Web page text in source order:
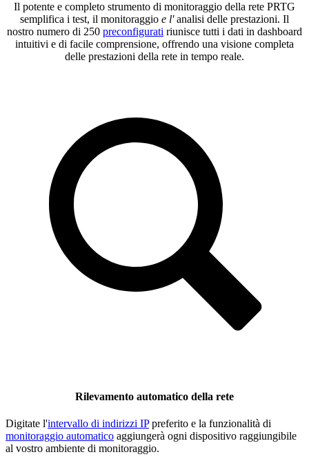
Il potente e completo strumento di monitoraggio della rete PRTG
semplifica i test, il monitoraggio e l'analisi delle prestazioni. Il
nostro numero di 250 preconfigurati riunisce tutti i dati in dashboard
intuitivi e di facile comprensione, offrendo una visione completa
delle prestazioni della rete in tempo reale.
Rilevamento automatico della rete
Digitate l'intervallo di indirizzi IPpreferito e la funzionalità di
monitoraggio automatico aggiungerà ogni dispositivo raggiungibile
al vostro ambiente di monitoraggio.